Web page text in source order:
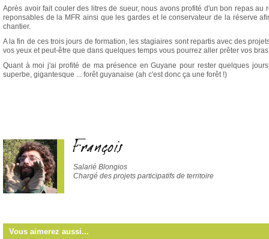
Après avoir fait couler des litres de sueur, nous avons profité d'un bon repas
reponsables de la MFR ainsi que les gardes et le conservateur de la réserve
chantier.
A la fin de ces trois jours de formation, les stagiaires sont repartis avec des
vos yeux et peut-être que dans quelques temps vous pourrez aller prêter vos
Quant à moi j'ai profité de ma présence en Guyane pour rester quelques
superbe, gigantesque ... forêt guyanaise (ah c'est donc ça une forêt !)
François
Salarié Blongios
Chargé des projets participatifs de territoire
Vous aimerez aussi...